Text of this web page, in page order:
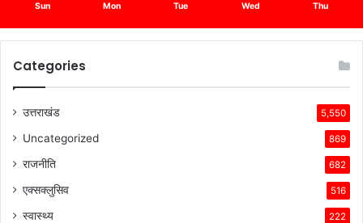
Sun Mon Tue Wed Thu
Categories
उत्तराखंड 5,550
Uncategorized 869
राजनीति 682
एक्सक्लुसिव 516
स्वास्थ्य 222